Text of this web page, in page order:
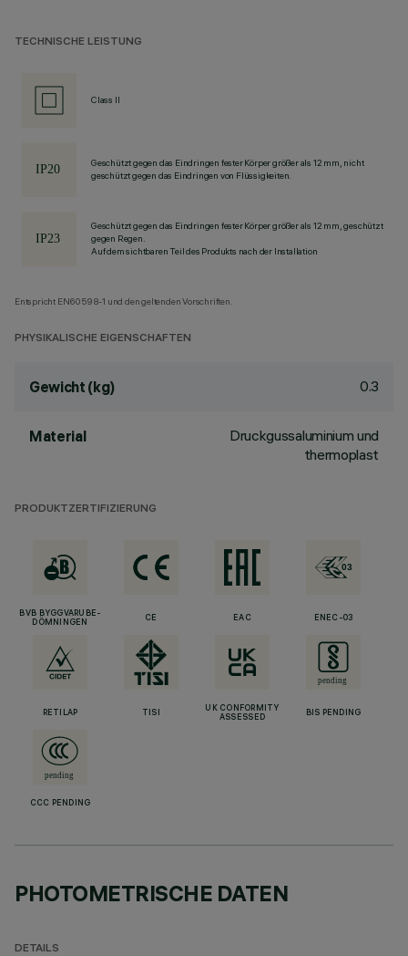
TECHNISCHE LEISTUNG
Class II
Geschützt gegen das Eindringen fester Körper größer als 12 mm, nicht
geschützt gegen das Eindringen von Flüssigkeiten.
Geschützt gegen das Eindringen fester Körper größer als 12 mm, geschützt
gegen Regen.
Auf dem sichtbaren Teil des Produkts nach der Installation
Entspricht EN60598-1 und den geltenden Vorschriften.
PHYSIKALISCHE EIGENSCHAFTEN
Gewicht (kg) 0.3
Material
Druckgussaluminium und
thermoplast
PRODUKTZERTIFIZIERUNG
BVB BYGGVARUBE-
DÖMNINGEN
CE EAC ENEC-03
RETILAP TISI
UK CONFORMITY
ASSESSED
BIS PENDING
CCC PENDING
PHOTOMETRISCHE DATEN
DETAILS